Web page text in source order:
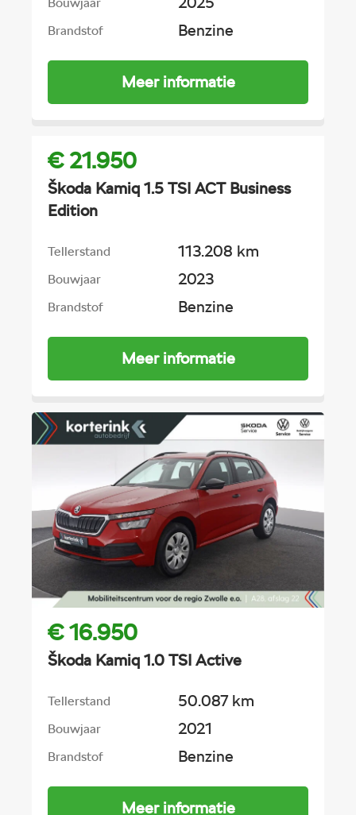
Bouwjaar
Brandstof Benzine
Meer informatie
€ 21.950
Škoda Kamiq 1.5 TSI ACT Business
Edition
Tellerstand 113.208 km
Bouwjaar 2023
Brandstof Benzine
Meer informatie
€ 16.950
Škoda Kamiq 1.0 TSI Active
Tellerstand 50.087 km
Bouwjaar 2021
Brandstof Benzine
Meer informatie